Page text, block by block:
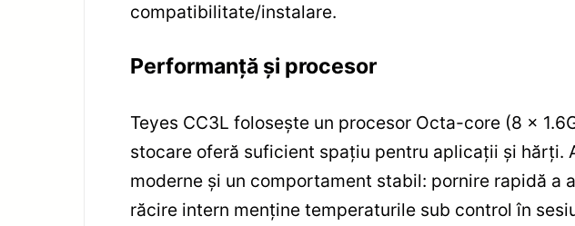
compatibilitate/instalare.
Performanță și procesor
Teyes CC3L folosește un procesor Octa-core (8 x
stocare oferă suficient spațiu pentru aplicații și
moderne și un comportament stabil: pornire rapidă
răcire intern menține temperaturile sub control în